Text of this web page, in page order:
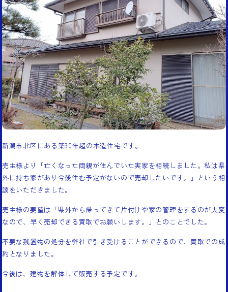
新潟市北区にある築30年超の木造住宅です。
売主様より「亡くなった両親が住んでいた実家を相続しました。私は県
外に持ち家があり今後住む予定がないので売却したいです。」という相
談をいただきました。
売主様の要望は「県外から帰ってきて片付けや家の管理をするのが大変
なので、早く売却できる買取でお願いします。」とのことでした。
不要な残置物の処分を弊社で引き受けることができるので、買取での成
約となりました。
今後は、建物を解体して販売する予定です。